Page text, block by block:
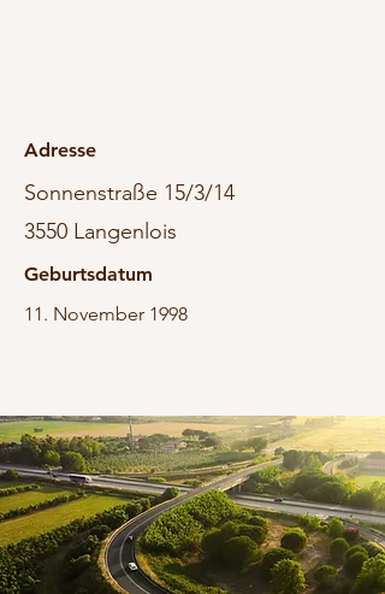
Adresse
Sonnenstraße 15/3/14
3550 Langenlois
Geburtsdatum
11. November 1998